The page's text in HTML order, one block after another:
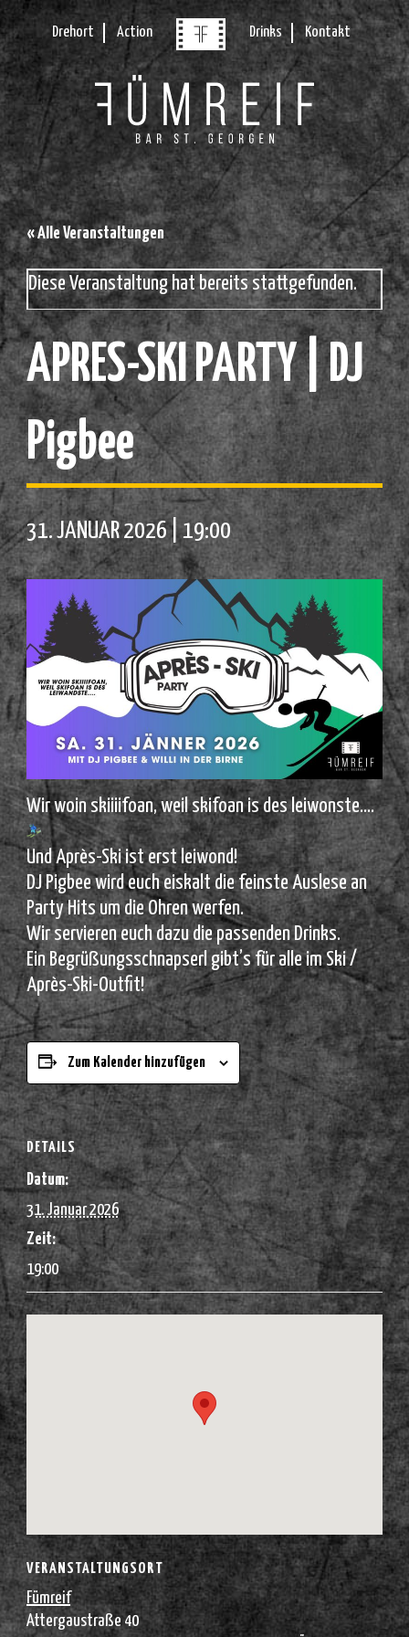
Drehort Action Drinks Kontakt
« Alle Veranstaltungen
Diese Veranstaltung hat bereits stattgefunden.
APRES-SKI PARTY | DJ
Pigbee
31. JANUAR 2026 | 19:00
Wir woin skiiiifoan, weil skifoan is des leiwonste….
Und Après-Ski ist erst leiwond!
DJ Pigbee wird euch eiskalt die feinste Auslese an
Party Hits um die Ohren werfen.
Wir servieren euch dazu die passenden Drinks.
Ein Begrüßungsschnapserl gibt’s für alle im Ski /
Après-Ski-Outfit!
Zum Kalender hinzufügen
DETAILS
Datum:
31. Januar 2026
Zeit:
19:00
VERANSTALTUNGSORT
Fümreif
Attergaustraße 40